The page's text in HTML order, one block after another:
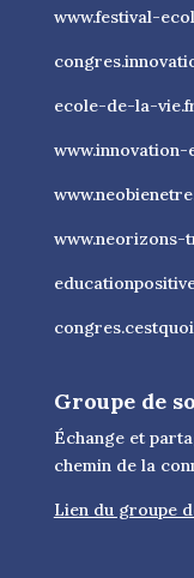
www.festival-
ecole-de-la-
www.neorizons-
Groupe de
Échange et
chemin de la
Lien du groupe